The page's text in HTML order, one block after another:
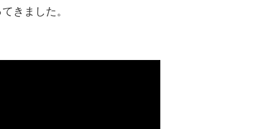
きました。